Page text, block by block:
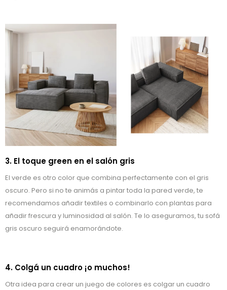
3. El toque green en el salón gris
El verde es otro color que combina perfectamente con el gris
oscuro. Pero si no te animás a pintar toda la pared verde, te
recomendamos añadir textiles o combinarlo con plantas para
añadir frescura y luminosidad al salón. Te lo aseguramos, tu sofá
gris oscuro seguirá enamorándote.
4. Colgá un cuadro ¡o muchos!
Otra idea para crear un juego de colores es colgar un cuadro